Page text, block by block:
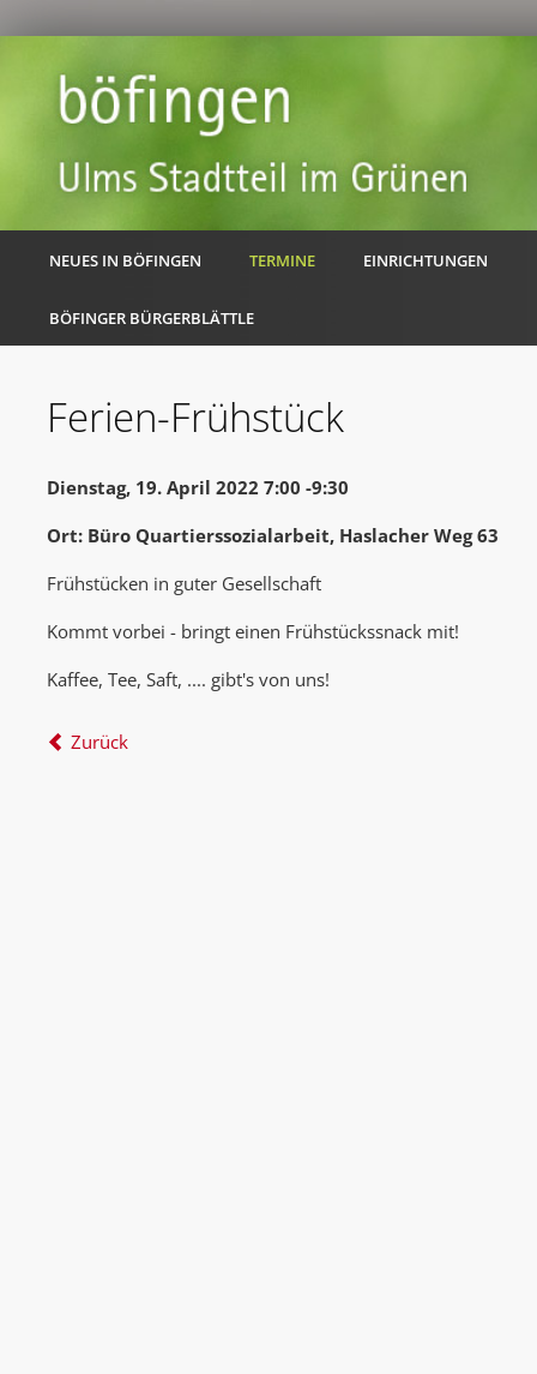
NEUES IN BÖFINGEN TERMINE EINRICHTUNGEN
BÖFINGER BÜRGERBLÄTTLE
Ferien-Frühstück
Dienstag, 19. April 2022 7:00 -9:30
Ort: Büro Quartierssozialarbeit, Haslacher Weg 63
Frühstücken in guter Gesellschaft
Kommt vorbei - bringt einen Frühstückssnack mit!
Kaffee, Tee, Saft, .... gibt's von uns!
Zurück